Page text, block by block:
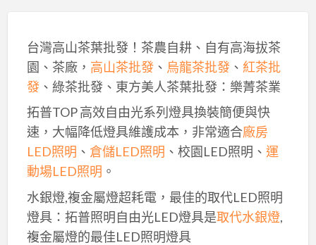
台灣高山茶葉批發！茶農自耕、自有高海拔茶
園、茶廠， 高山茶批發、 烏龍茶批發、 紅茶批
發、綠茶批發、東方美人茶葉批發：樂菁茶業
拓普TOP 高效自由光系列燈具換裝簡便與快
速，大幅降低燈具維護成本，非常適合廠房
LED照明 、 倉儲LED照明 、校園LED照明、 運
動場LED照明 。
水銀燈,複金屬燈超耗電，最佳的取代LED照明
燈具：拓普照明自由光LED燈具是取代水銀燈,
複金屬燈的最佳LED照明燈具